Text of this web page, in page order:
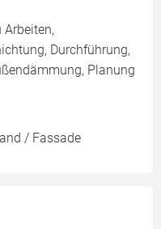
Arbeiten,
Durchführung,
Planung
/ Fassade